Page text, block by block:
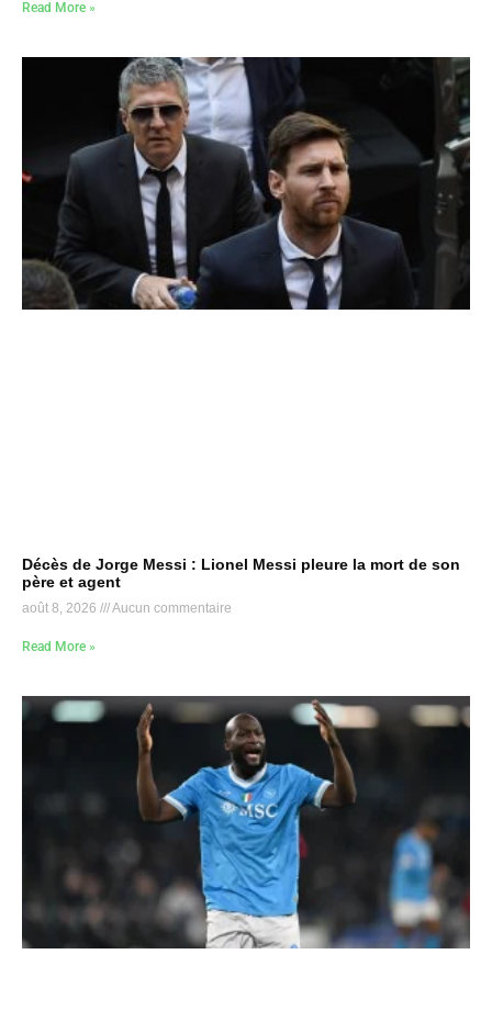
Read More »
Décès de Jorge Messi : Lionel Messi pleure la mort de son
père et agent
août 8, 2026 Aucun commentaire
Read More »